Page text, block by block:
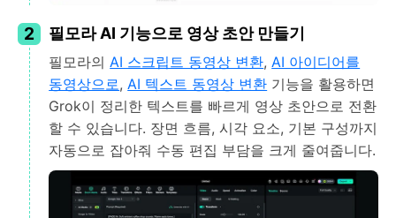
2 필모라 AI 기능으로 영상 초안 만들기
필모라의 AI 스크립트 동영상 변환, AI 아이디어를
동영상으로, AI 텍스트 동영상 변환 기능을 활용하면
Grok이 정리한 텍스트를 빠르게 영상 초안으로 전환
할 수 있습니다. 장면 흐름, 시각 요소, 기본 구성까지
자동으로 잡아줘 수동 편집 부담을 크게 줄여줍니다.